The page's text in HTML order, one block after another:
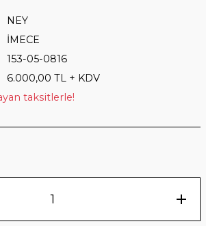
NEY
İMECE
153-05-0816
6.000,00 TL + KDV
taksitlerle!